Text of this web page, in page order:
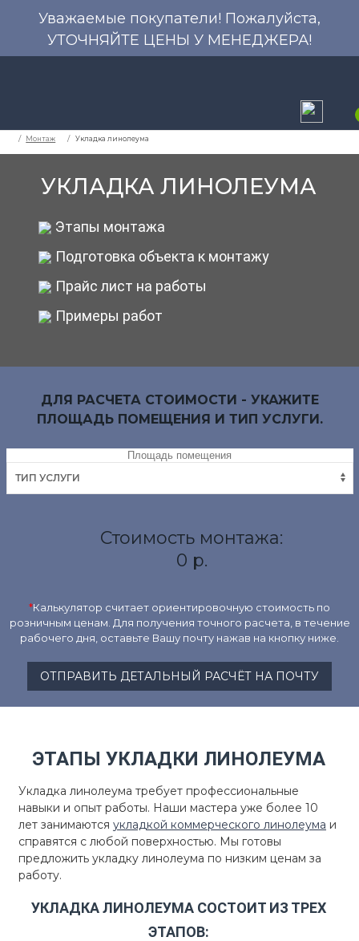
Уважаемые покупатели! Пожалуйста,
УТОЧНЯЙТЕ ЦЕНЫ У МЕНЕДЖЕРА!
Монтаж Укладка линолеума
УКЛАДКА ЛИНОЛЕУМА
Этапы монтажа
Подготовка объекта к монтажу
Прайс лист на работы
Примеры работ
ДЛЯ РАСЧЕТА СТОИМОСТИ - УКАЖИТЕ
ПЛОЩАДЬ ПОМЕЩЕНИЯ И ТИП УСЛУГИ.
Стоимость монтажа:
0 р.
*Калькулятор считает ориентировочную стоимость по
розничным ценам. Для получения точного расчета, в течение
рабочего дня, оставьте Вашу почту нажав на кнопку ниже.
ОТПРАВИТЬ ДЕТАЛЬНЫЙ РАСЧЁТ НА ПОЧТУ
ЭТАПЫ УКЛАДКИ ЛИНОЛЕУМА
Укладка линолеума требует профессиональные
навыки и опыт работы. Наши мастера уже более 10
лет занимаются укладкой коммерческого линолеума и
справятся с любой поверхностью. Мы готовы
предложить укладку линолеума по низким ценам за
работу.
УКЛАДКА ЛИНОЛЕУМА СОСТОИТ ИЗ ТРЕХ
ЭТАПОВ: